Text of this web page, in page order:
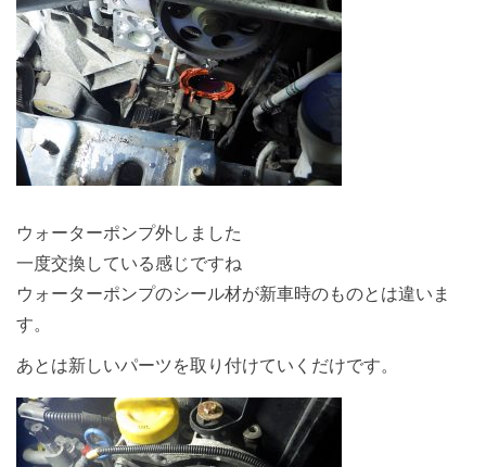
ウォーターポンプ外しました
一度交換している感じですね
ウォーターポンプのシール材が新車時のものとは違いま
す。
あとは新しいパーツを取り付けていくだけです。